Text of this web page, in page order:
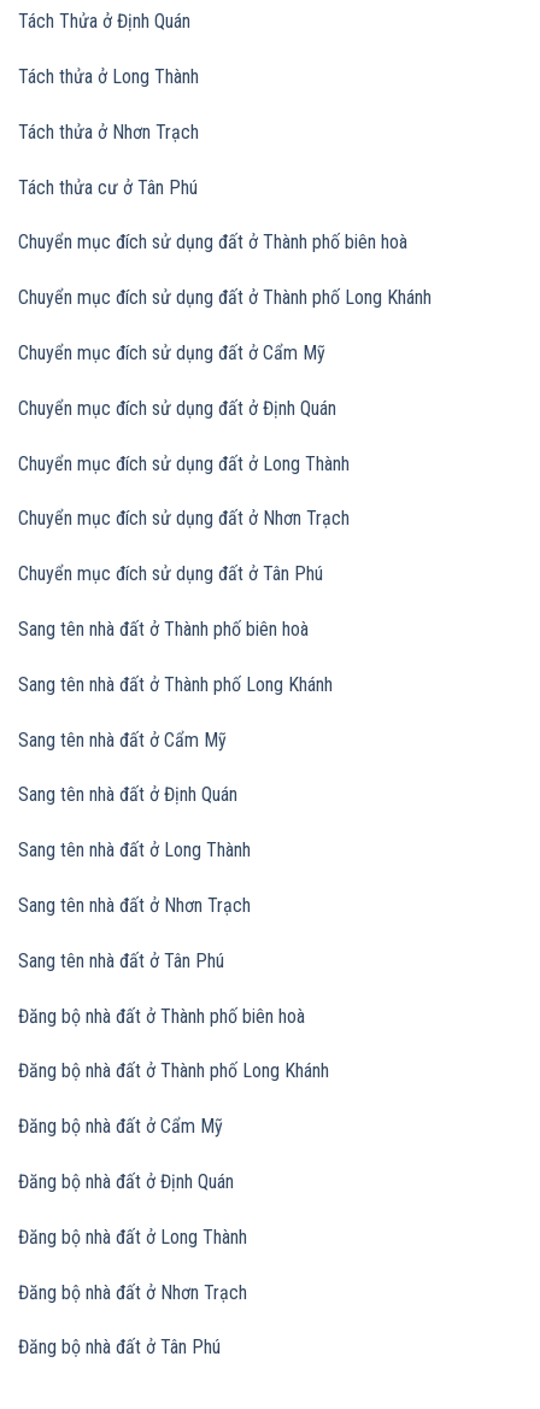
Tách Thửa ở Định Quán
Tách thửa ở Long Thành
Tách thửa ở Nhơn Trạch
Tách thửa cư ở Tân Phú
Chuyển mục đích sử dụng đất ở Thành phố biên hoà
Chuyển mục đích sử dụng đất ở Thành phố Long Khánh
Chuyển mục đích sử dụng đất ở Cẩm Mỹ
Chuyển mục đích sử dụng đất ở Định Quán
Chuyển mục đích sử dụng đất ở Long Thành
Chuyển mục đích sử dụng đất ở Nhơn Trạch
Chuyển mục đích sử dụng đất ở Tân Phú
Sang tên nhà đất ở Thành phố biên hoà
Sang tên nhà đất ở Thành phố Long Khánh
Sang tên nhà đất ở Cẩm Mỹ
Sang tên nhà đất ở Định Quán
Sang tên nhà đất ở Long Thành
Sang tên nhà đất ở Nhơn Trạch
Sang tên nhà đất ở Tân Phú
Đăng bộ nhà đất ở Thành phố biên hoà
Đăng bộ nhà đất ở Thành phố Long Khánh
Đăng bộ nhà đất ở Cẩm Mỹ
Đăng bộ nhà đất ở Định Quán
Đăng bộ nhà đất ở Long Thành
Đăng bộ nhà đất ở Nhơn Trạch
Đăng bộ nhà đất ở Tân Phú